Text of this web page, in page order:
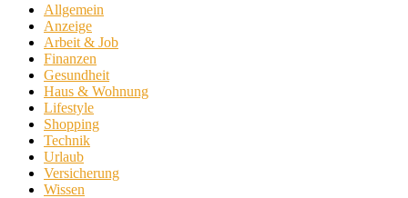
Allgemein
Anzeige
Arbeit & Job
Finanzen
Gesundheit
Haus & Wohnung
Lifestyle
Shopping
Technik
Urlaub
Versicherung
Wissen